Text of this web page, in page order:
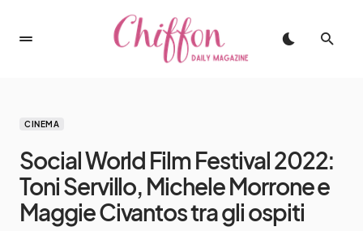
CINEMA
Social World Film Festival 2022:
Toni Servillo, Michele Morrone e
Maggie Civantos tra gli ospiti